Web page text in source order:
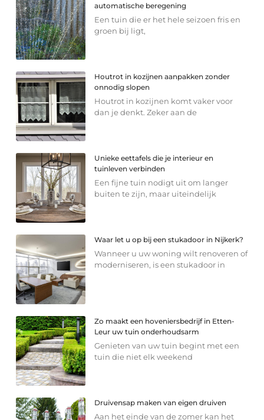
automatische beregening
Een tuin die er het hele seizoen fris en
groen bij ligt,
Houtrot in kozijnen aanpakken zonder
onnodig slopen
Houtrot in kozijnen komt vaker voor
dan je denkt. Zeker aan de
Unieke eettafels die je interieur en
tuinleven verbinden
Een fijne tuin nodigt uit om langer
buiten te zijn, maar uiteindelijk
Waar let u op bij een stukadoor in Nijkerk?
Wanneer u uw woning wilt renoveren of
moderniseren, is een stukadoor in
Zo maakt een hoveniersbedrijf in Etten-
Leur uw tuin onderhoudsarm
Genieten van uw tuin begint met een
tuin die niet elk weekend
Druivensap maken van eigen druiven
Aan het einde van de zomer kan het